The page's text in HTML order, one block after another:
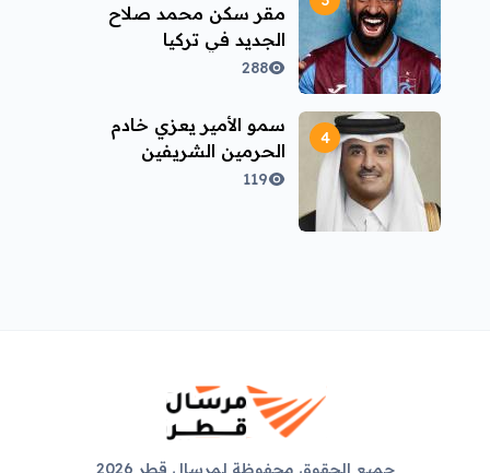
مقر سكن محمد صلاح
الجديد في تركيا
288
سمو الأمير يعزي خادم
الحرمين الشريفين
119
جميع الحقوق محفوظة لمرسال قطر 2026